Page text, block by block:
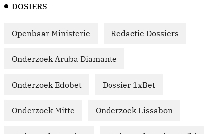
DOSIERS
Openbaar Ministerie Redactie Dossiers
Onderzoek Aruba Diamante
Onderzoek Edobet Dossier 1xBet
Onderzoek Mitte Onderzoek Lissabon